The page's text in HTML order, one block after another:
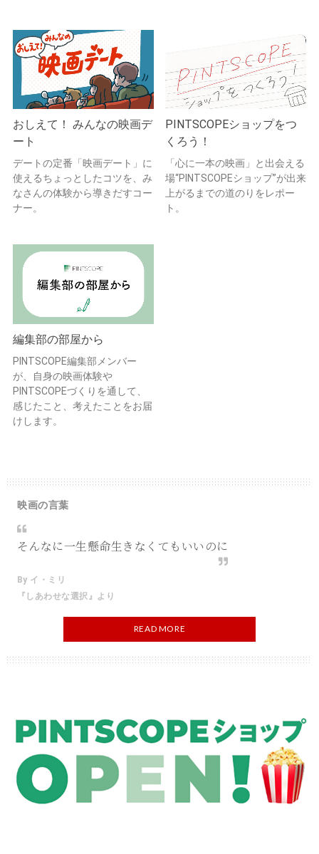
おしえて！ みんなの映画デ
ート
デートの定番「映画デート」に
使えるちょっとしたコツを、み
なさんの体験から導きだすコー
ナー。
PINTSCOPEショップをつ
くろう！
「心に一本の映画」と出会える
場“PINTSCOPEショップ”が出来
上がるまでの道のりをレポー
ト。
編集部の部屋から
PINTSCOPE編集部メンバー
が、自身の映画体験や
PINTSCOPEづくりを通して、
感じたこと、考えたことをお届
けします。
映画の言葉
そんなに一生懸命生きなくてもいいのに
By イ・ミリ
『しあわせな選択』より
READ MORE